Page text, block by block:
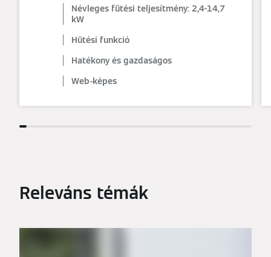
Névleges fűtési teljesítmény: 2,4-14,7
kW
Hűtési funkció
Hatékony és gazdaságos
Web-képes
Releváns témák